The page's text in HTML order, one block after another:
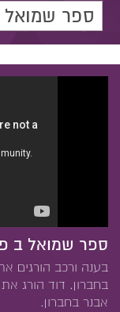
ספר שמואל
ספר שמואל ב
בענה ורכב הורגים
בחברון. דוד הורג
אבנר בחברון.